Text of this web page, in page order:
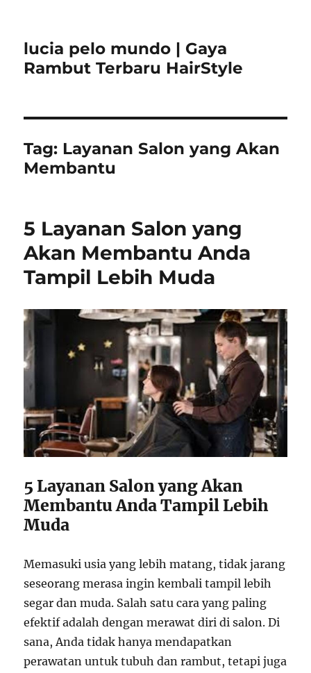
lucia pelo mundo | Gaya
Rambut Terbaru HairStyle
Tag: Layanan Salon yang Akan
Membantu
5 Layanan Salon yang
Akan Membantu Anda
Tampil Lebih Muda
5 Layanan Salon yang Akan
Membantu Anda Tampil Lebih
Muda
Memasuki usia yang lebih matang, tidak jarang
seseorang merasa ingin kembali tampil lebih
segar dan muda. Salah satu cara yang paling
efektif adalah dengan merawat diri di salon. Di
sana, Anda tidak hanya mendapatkan
perawatan untuk tubuh dan rambut, tetapi juga